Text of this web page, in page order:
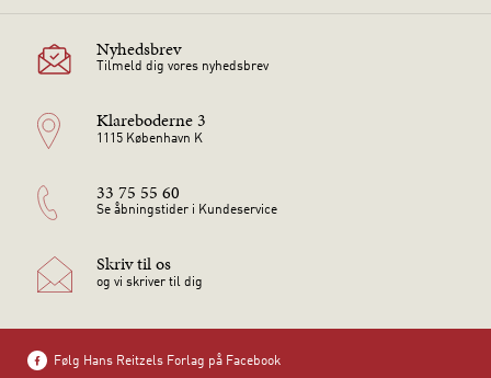
Nyhedsbrev
Tilmeld dig vores nyhedsbrev
Klareboderne 3
1115 København K
33 75 55 60
Se åbningstider i Kundeservice
Skriv til os
og vi skriver til dig
Følg Hans Reitzels Forlag på Facebook